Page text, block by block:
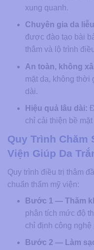
xung quanh.
Chuyên gia da
được đào tạo bài
thâm và lộ trình
An toàn, không
mặt da, không thời
dài.
Hiệu quả lâu dài:
chỉ cải thiện bề
Quy Trình Chăm
Viện Giúp Da
Quy trình điều trị thâm
chuẩn thẩm mỹ viện:
Bước 1 — Thăm
phân tích mức độ
chỉ định công nghệ
Bước 2 — Làm